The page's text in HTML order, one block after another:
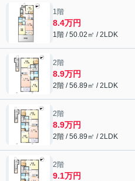
1階
8.4万円
1階 / 50.02㎡ / 2LDK
2階
8.9万円
2階 / 56.89㎡ / 2LDK
2階
8.9万円
2階 / 56.89㎡ / 2LDK
2階
9.1万円